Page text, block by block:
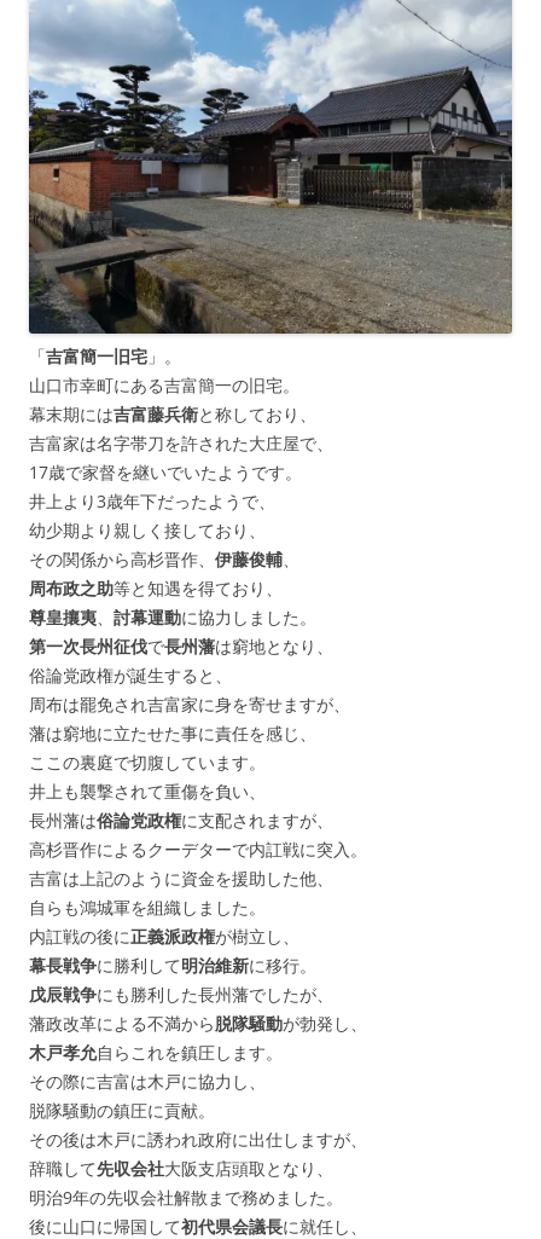
「吉富簡一旧宅 」。
山口市幸町にある吉富簡一の旧宅。
幕末期には吉富藤兵衛と称しており、
吉富家は名字帯刀を許された大庄屋で、
17歳で家督を継いでいたようです。
井上より3歳年下だったようで、
幼少期より親しく接しており、
その関係から高杉晋作、 伊藤俊輔、
周布政之助等と知遇を得ており、
尊皇攘夷、 討幕運動に協力しました。
第一次長州征伐で長州藩は窮地となり、
俗論党政権が誕生すると、
周布は罷免され吉富家に身を寄せますが、
藩は窮地に立たせた事に責任を感じ、
ここの裏庭で切腹しています。
井上も襲撃されて重傷を負い、
長州藩は俗論党政権に支配されますが、
高杉晋作によるクーデターで内訌戦に突入。
吉富は上記のように資金を援助した他、
自らも鴻城軍を組織しました。
内訌戦の後に正義派政権が樹立し、
幕長戦争に勝利して明治維新に移行。
戊辰戦争にも勝利した長州藩でしたが、
藩政改革による不満から脱隊騒動が勃発し、
木戸孝允自らこれを鎮圧します。
その際に吉富は木戸に協力し、
脱隊騒動の鎮圧に貢献。
その後は木戸に誘われ政府に出仕しますが、
辞職して先収会社大阪支店頭取となり、
明治9年の先収会社解散まで務めました。
後に山口に帰国して初代県会議長に就任し、